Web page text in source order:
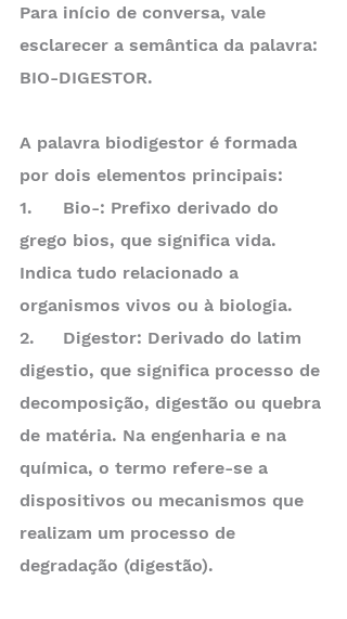
Para início de conversa, vale
esclarecer a semântica da palavra:
BIO-DIGESTOR.
A palavra biodigestor é formada
por dois elementos principais:
1.	Bio-: Prefixo derivado do
grego bios, que significa vida.
Indica tudo relacionado a
organismos vivos ou à biologia.
2.	Digestor: Derivado do latim
digestio, que significa processo de
decomposição, digestão ou quebra
de matéria. Na engenharia e na
química, o termo refere-se a
dispositivos ou mecanismos que
realizam um processo de
degradação (digestão).